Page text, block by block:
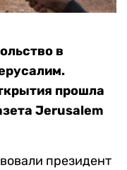
в
прошла
Jerusalem
президент